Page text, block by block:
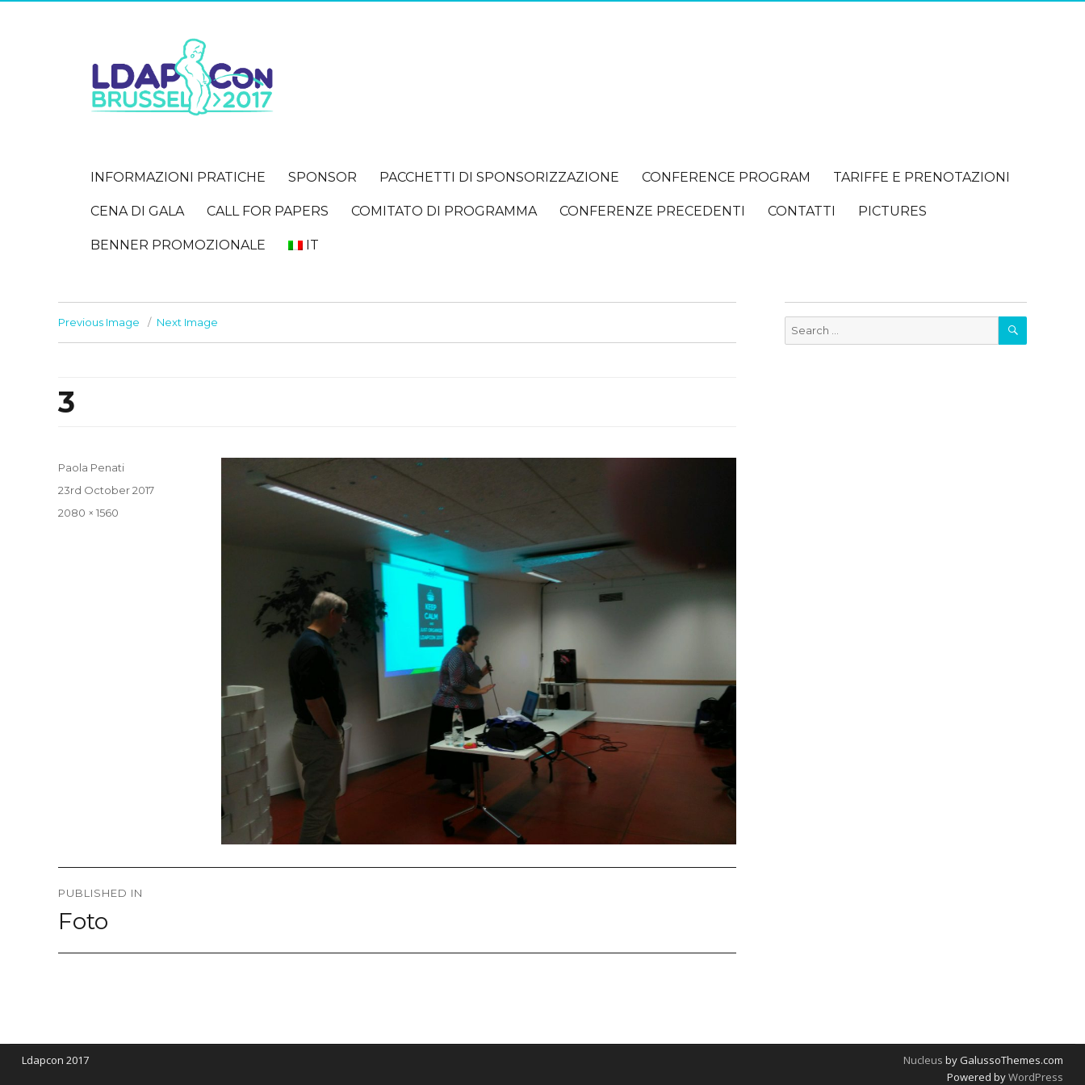
INFORMAZIONI PRATICHE SPONSOR PACCHETTI DI SPONSORIZZAZIONE CONFERENCE PROGRAM TARIFFE E PRENOTAZIONI
CENA DI GALA CALL FOR PAPERS COMITATO DI PROGRAMMA CONFERENZE PRECEDENTI CONTATTI PICTURES
BENNER PROMOZIONALE IT
Previous Image Next Image
3
Paola Penati
Posted
23rd October 2017
Full
2080 × 1560
navigation
PUBLISHED IN
Foto
Search
for:
SEARCH
Ldapcon 2017 Nucleus by GalussoThemes.com
Powered byWordPress